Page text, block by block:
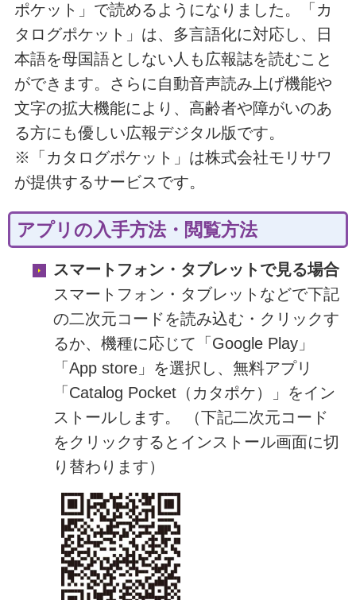
ポケット」で読めるようになりました。「カ
タログポケット」は、多言語化に対応し、日
本語を母国語としない人も広報誌を読むこと
ができます。さらに自動音声読み上げ機能や
文字の拡大機能により、高齢者や障がいのあ
る方にも優しい広報デジタル版です。
※「カタログポケット」は株式会社モリサワ
が提供するサービスです。
アプリの入手方法・閲覧方法
スマートフォン・タブレットで見る場合
スマートフォン・タブレットなどで下記
の二次元コードを読み込む・クリックす
るか、機種に応じて「Google Play」
「App store」を選択し、無料アプリ
「Catalog Pocket（カタポケ）」をイン
ストールします。 （下記二次元コード
をクリックするとインストール画面に切
り替わります）